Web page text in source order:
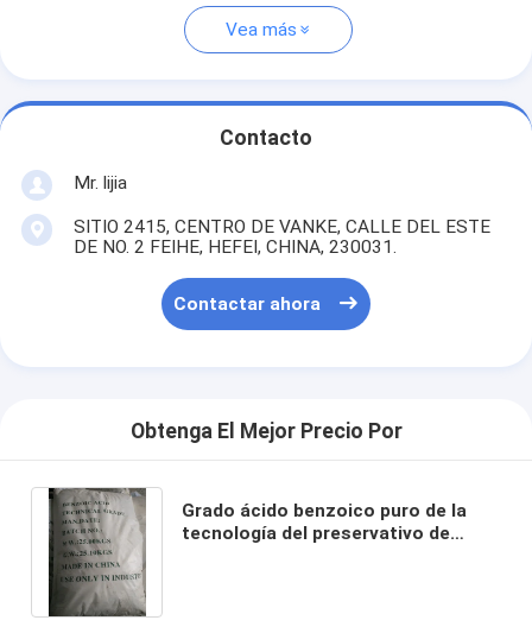
Vea más
Contacto
Mr. lijia
SITIO 2415, CENTRO DE VANKE, CALLE DEL ESTE
DE NO. 2 FEIHE, HEFEI, CHINA, 230031.
Contactar ahora
Obtenga El Mejor Precio Por
Grado ácido benzoico puro de la
tecnología del preservativo de